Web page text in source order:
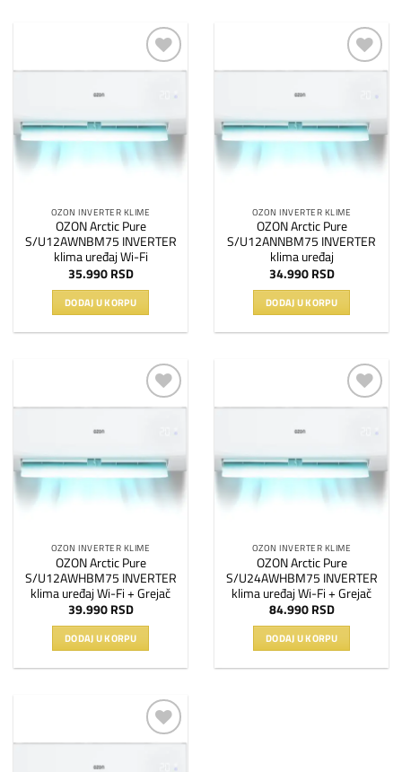
želja
OZON INVERTER KLIME
OZON Arctic Pure
S/U12AWNBM75 INVERTER
klima uređaj Wi-Fi
35.990 RSD
DODAJ U KORPU
želja
OZON INVERTER KLIME
OZON Arctic Pure
S/U12ANNBM75 INVERTER
klima uređaj
34.990 RSD
DODAJ U KORPU
želja
OZON INVERTER KLIME
OZON Arctic Pure
S/U12AWHBM75 INVERTER
klima uređaj Wi-Fi + Grejač
39.990 RSD
DODAJ U KORPU
želja
OZON INVERTER KLIME
OZON Arctic Pure
S/U24AWHBM75 INVERTER
klima uređaj Wi-Fi + Grejač
84.990 RSD
DODAJ U KORPU